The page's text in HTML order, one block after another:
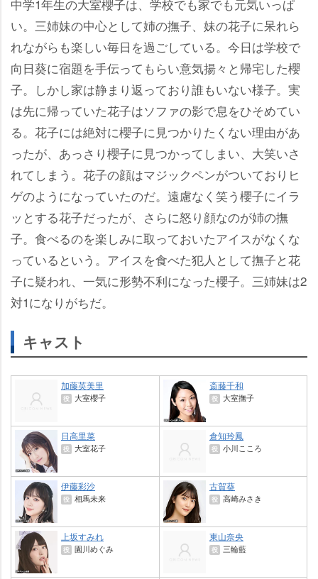
中学1年生の大室櫻子は、学校でも家でも元気いっぱ
い。三姉妹の中心として姉の撫子、妹の花子に呆れら
れながらも楽しい毎日を過ごしている。今日は学校で
向日葵に宿題を手伝ってもらい意気揚々と帰宅した櫻
子。しかし家は静まり返っており誰もいない様子。実
は先に帰っていた花子はソファの影で息をひそめてい
る。花子には絶対に櫻子に見つかりたくない理由があ
ったが、あっさり櫻子に見つかってしまい、大笑いさ
れてしまう。花子の顔はマジックペンがついておりヒ
ゲのようになっていたのだ。遠慮なく笑う櫻子にイラ
ッとする花子だったが、さらに怒り顔なのが姉の撫
子。食べるのを楽しみに取っておいたアイスがなくな
っているという。アイスを食べた犯人として撫子と花
子に疑われ、一気に形勢不利になった櫻子。三姉妹は2
対1になりがちだ。
キャスト
加藤英美里
役 大室櫻子
斎藤千和
役 大室撫子
日高里菜
役 大室花子
倉知玲鳳
役 小川こころ
伊藤彩沙
役 相馬未来
古賀葵
役 高崎みさき
上坂すみれ
役 園川めぐみ
東山奈央
役 三輪藍